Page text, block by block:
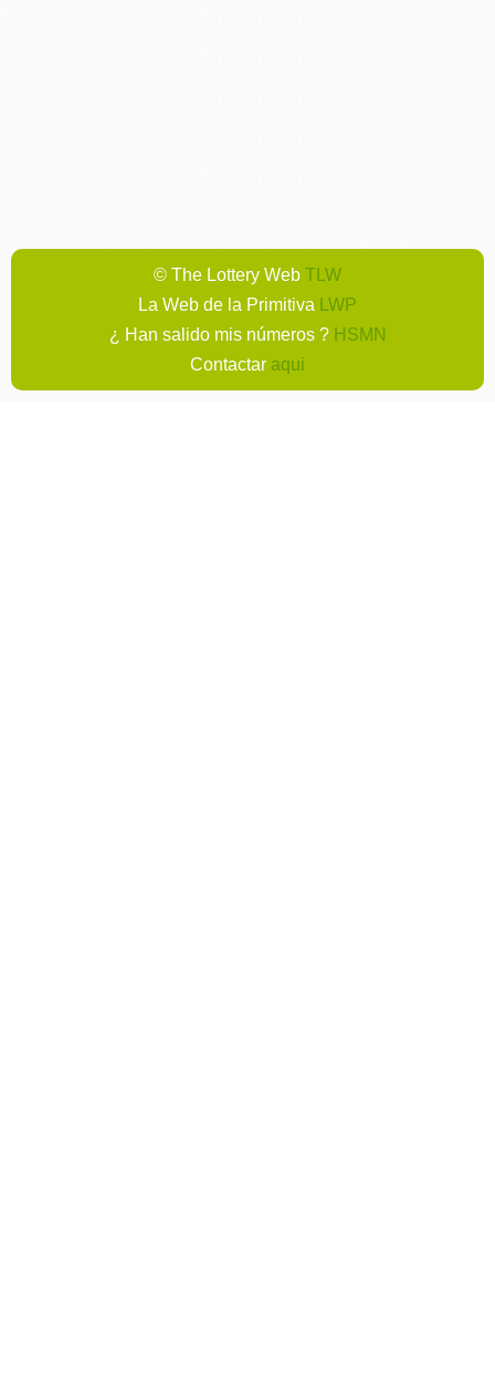
© The Lottery Web TLW
La Web de la Primitiva LWP
¿ Han salido mis números ? HSMN
Contactar aqui